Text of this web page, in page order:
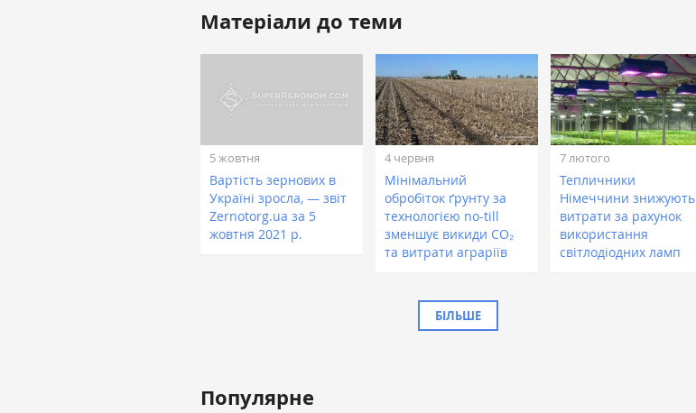
Матеріали до теми
5 жовтня
Вартість зернових в
Україні зросла, — звіт
Zernotorg.ua за 5
жовтня 2021 р.
4 червня
Мінімальний
обробіток ґрунту за
технологією no-till
зменшує викиди CO₂
та витрати аграріїв
7 лютого
Тепличники
Німеччини знижують
витрати за рахунок
використання
світлодіодних ламп
БІЛЬШЕ
Популярне